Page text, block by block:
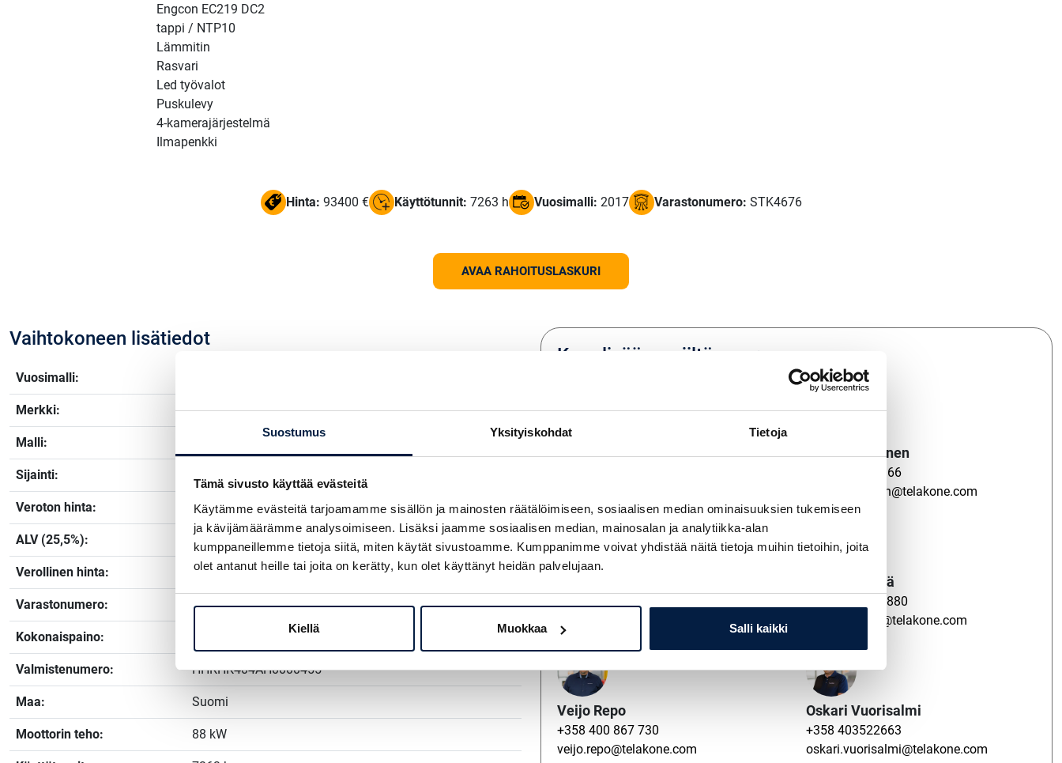
Suostumus Yksityiskohdat Tietoja
Tämä sivusto käyttää evästeitä
Käytämme evästeitä tarjoamamme sisällön ja mainosten räätälöimiseen, sosiaalisen median ominaisuuksien tukemiseen
ja kävijämäärämme analysoimiseen. Lisäksi jaamme sosiaalisen median, mainosalan ja analytiikka-alan
kumppaneillemme tietoja siitä, miten käytät sivustoamme. Kumppanimme voivat yhdistää näitä tietoja muihin tietoihin, joita
olet antanut heille tai joita on kerätty, kun olet käyttänyt heidän palvelujaan.
Kiellä Muokkaa Salli kaikki
Engcon EC219 DC2
tappi / NTP10
Lämmitin
Rasvari
Led työvalot
Puskulevy
4-kamerajärjestelmä
Ilmapenkki
Hinta: 93400 € Käyttötunnit: 7263 h Vuosimalli: 2017 Varastonumero: STK4676
AVAA RAHOITUSLASKURI
Vaihtokoneen lisätiedot
Vuosimalli:
Merkki: Hyundai
Malli:
Sijainti:
Veroton hinta: 93400 €
ALV (25,5%): 23817 €
Verollinen hinta: 117217 €
Varastonumero: STK4676
Kokonaispaino:
Valmistenumero: HHKHK404AH0000455
Maa: Suomi
Moottorin teho: 88 kW
Kysy lisää myyjiltämme:
Telakone Myynti Miikka Läntinen
+358 405244966
miikka.lantinen@telakone.com
Pauli Seppälä
+358 400 149 880
pauli.seppala@telakone.com
Veijo Repo
+358 400 867 730
veijo.repo@telakone.com
Oskari Vuorisalmi
+358 403522663
oskari.vuorisalmi@telakone.com